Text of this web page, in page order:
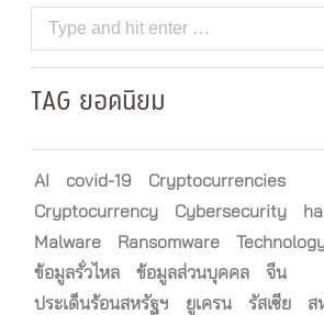
Search:
TAG ยอดนิยม
AI covid-19
Cryptocurrencies
Cryptocurrency
Cybersecurity
Malware
Ransomware
ข้อมูลรั่วไหล
ข้อมูลส่วนบุคคล
จีน
ประเด็นร้อนสหรัฐฯ
ยูเครน รัสเซีย
ส